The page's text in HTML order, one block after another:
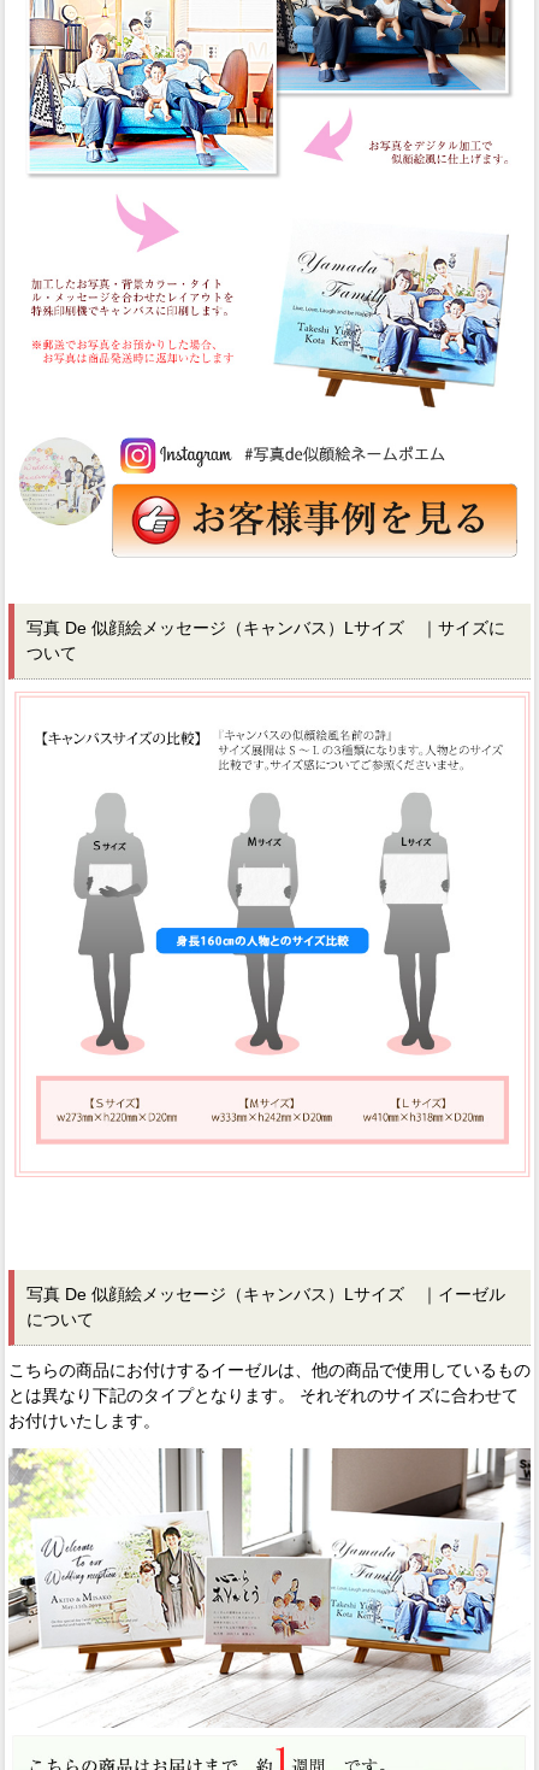
写真 De 似顔絵メッセージ（キャンバス）Lサイズ ｜サイズに
ついて
写真 De 似顔絵メッセージ（キャンバス）Lサイズ ｜イーゼル
について
こちらの商品にお付けするイーゼルは、他の商品で使用しているもの
とは異なり下記のタイプとなります。 それぞれのサイズに合わせて
お付けいたします。